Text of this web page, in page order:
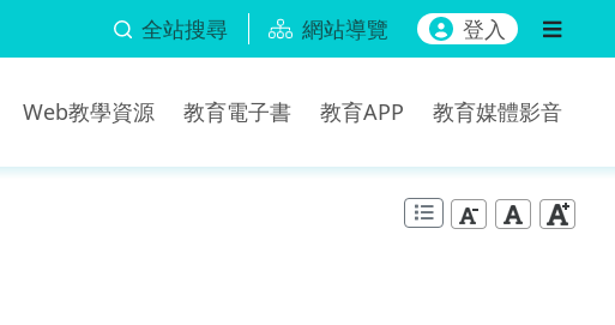
全站搜尋 網站導覽 登入
Web教學資源 教育電子書 教育APP 教育媒體影音